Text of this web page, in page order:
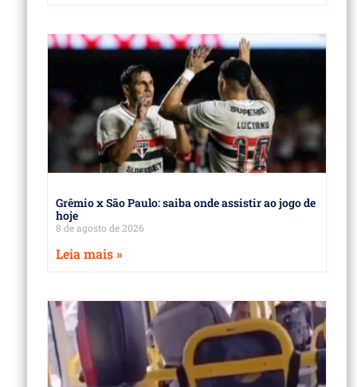
Grêmio x São Paulo: saiba onde assistir ao jogo de
hoje
8 de agosto de 2026
Leia mais »